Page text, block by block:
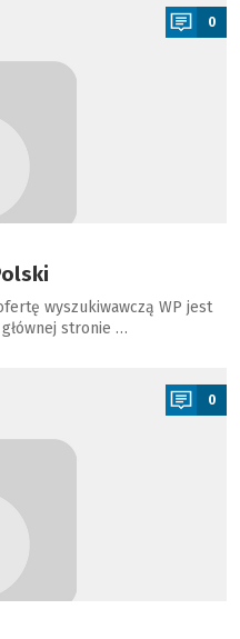
0
wyszukiwawczą WP jest
stronie …
0